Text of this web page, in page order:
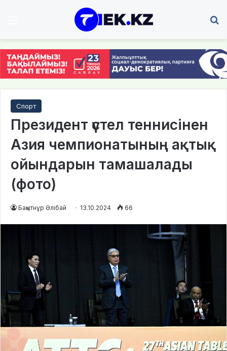
Спорт
Президент үстел теннисінен
Азия чемпионатының ақтық
ойындарын тамашалады
(фото)
Бақытнұр Әлібай 13.10.2024 66